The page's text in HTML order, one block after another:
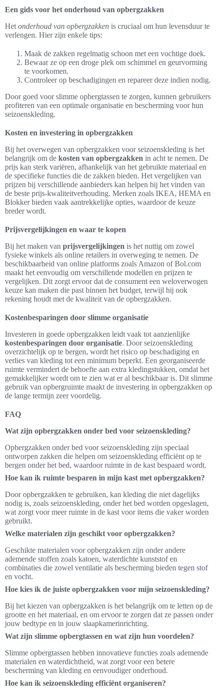
Een gids voor het onderhoud van opbergzakken
Het onderhoud van opbergzakken is cruciaal om hun levensduur te
verlengen. Hier zijn enkele tips:
Maak de zakken regelmatig schoon met een vochtige doek.
Bewaar ze op een droge plek om schimmel en geurvorming
te voorkomen.
Controleer op beschadigingen en repareer deze indien nodig.
Door goed voor slimme opbergtassen te zorgen, kunnen gebruikers
profiteren van een optimale organisatie en bescherming voor hun
seizoenskleding.
Kosten en investering in opbergzakken
Bij het overwegen van opbergzakken voor seizoenskleding is het
belangrijk om de kosten van opbergzakken in acht te nemen. De
prijs kan sterk variëren, afhankelijk van het gebruikte materiaal en
de specifieke functies die de zakken bieden. Het vergelijken van
prijzen bij verschillende aanbieders kan helpen bij het vinden van
de beste prijs-kwaliteitverhouding. Merken zoals IKEA, HEMA en
Blokker bieden vaak aantrekkelijke opties, waardoor de keuze
breder wordt.
Prijsvergelijkingen en waar te kopen
Bij het maken van prijsvergelijkingen is het nuttig om zowel
fysieke winkels als online retailers in overweging te nemen. De
beschikbaarheid van online platforms zoals Amazon of Bol.com
maakt het eenvoudig om verschillende modellen en prijzen te
vergelijken. Dit zorgt ervoor dat de consument een weloverwogen
keuze kan maken die past binnen het budget, terwijl hij ook
rekening houdt met de kwaliteit van de opbergzakken.
Kostenbesparingen door slimme organisatie
Investeren in goede opbergzakken leidt vaak tot aanzienlijke
kostenbesparingen door organisatie. Door seizoenskleding
overzichtelijk op te bergen, wordt het risico op beschadiging en
verlies van kleding tot een minimum beperkt. Een georganiseerde
ruimte vermindert de behoefte aan extra kledingstukken, omdat het
gemakkelijker wordt om te zien wat er al beschikbaar is. Dit slimme
gebruik van opbergruimte maakt de investering in opbergzakken op
de lange termijn zeer voordelig.
FAQ
Wat zijn opbergzakken onder bed voor seizoenskleding?
Opbergzakken onder bed voor seizoenskleding zijn speciaal
ontworpen zakken die helpen om seizoenskleding efficiënt op te
bergen onder het bed, waardoor ruimte in de kast bespaard wordt.
Hoe kan ik ruimte besparen in mijn kast met opbergzakken?
Door opbergzakken te gebruiken, kan kleding die niet dagelijks
nodig is, zoals seizoenskleding, onder het bed worden opgeslagen,
wat zorgt voor meer ruimte in de kast voor items die vaker worden
gebruikt.
Welke materialen zijn geschikt voor opbergzakken?
Geschikte materialen voor opbergzakken zijn onder andere
ademende stoffen zoals katoen, waterdichte kunststof en
combinaties die zowel ventilatie als bescherming bieden tegen stof
en vocht.
Hoe kies ik de juiste opbergzakken voor mijn seizoenskleding?
Bij het kiezen van opbergzakken is het belangrijk om te letten op de
grootte en het materiaal, en om ervoor te zorgen dat ze passen onder
jouw bedtype en in jouw slaapkamerinrichting.
Wat zijn slimme opbergtassen en wat zijn hun voordelen?
Slimme opbergtassen hebben innovatieve functies zoals ademende
materialen en waterdichtheid, wat zorgt voor een betere
bescherming van kleding en eenvoudiger onderhoud.
Hoe kan ik seizoenskleding efficiënt organiseren?